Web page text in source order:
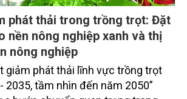
phát thải trong trồng trọt: Đặt
nền nông nghiệp xanh và thị
nông nghiệp
giảm phát thải lĩnh vực trồng trọt
2035, tầm nhìn đến năm 2050”